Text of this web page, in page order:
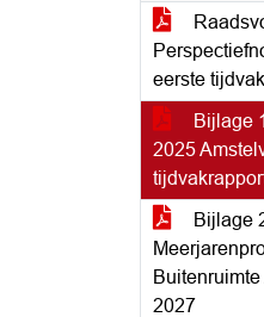
eerste
Bijlage
2025
Bijlage
2027